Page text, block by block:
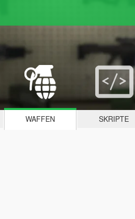
WAFFEN SKRIPTE